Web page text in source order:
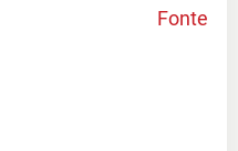
Fonte